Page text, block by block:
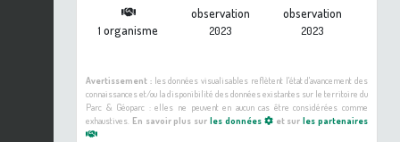
1 organisme
observation
2023
observation
2023
Avertissement :les données visualisables reflètent l'état d'avancement des
connaissances et/ou la disponibilité des données existantes sur le territoire du
Parc & Géoparc : elles ne peuvent en aucun cas être considérées comme
exhaustives. En savoir plus sur les données et surles partenaires